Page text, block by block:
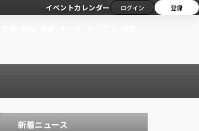
イベントカレンダー ログイン 登録
新着ニュース